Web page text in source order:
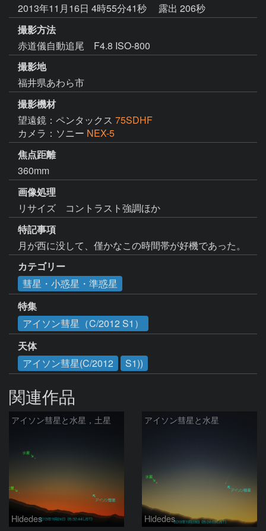
2013年11月16日 4時55分41秒
露出 206秒
撮影方法
赤道儀自動追尾 F4.8 ISO-800
撮影地
福井県あわら市
撮影機材
望遠鏡：ペンタックス 75SDHF
カメラ：ソニー NEX-5
焦点距離
360mm
画像処理
リサイズ　コントラスト強調ほか
特記事項
月が西に没して、僅かなこの時間帯が好機であった。
カテゴリー
彗星・小惑星・準惑星
特集
アイソン彗星（C/2012 S1）
天体
アイソン彗星(C/2012
S1))
関連作品
アイソン彗星と水星，土星
Hidedes
アイソン彗星と水星
Hidedes